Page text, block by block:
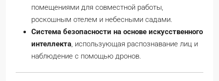
помещениями для совместной работы,
роскошным отелем и небесными садами.
Система безопасности на основе искусственного
интеллекта , использующая распознавание лиц и
наблюдение с помощью дронов.